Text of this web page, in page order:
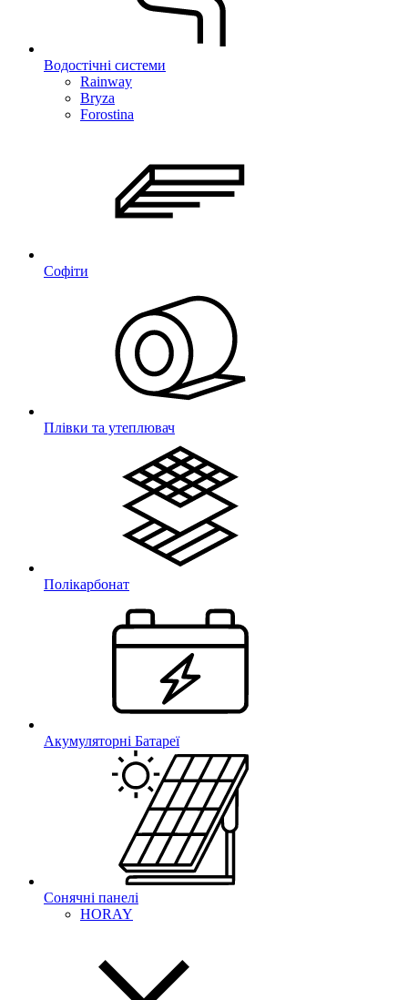
Водостічні системи
Rainway
Bryza
Forostina
Софіти
Плівки та утеплювач
Полікарбонат
Акумуляторні Батареї
Сонячні панелі
HORAY